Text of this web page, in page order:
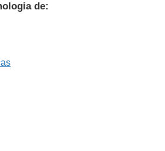
de: